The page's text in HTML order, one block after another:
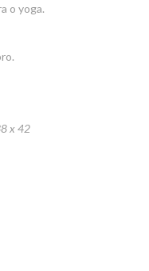
o yoga.
x 42